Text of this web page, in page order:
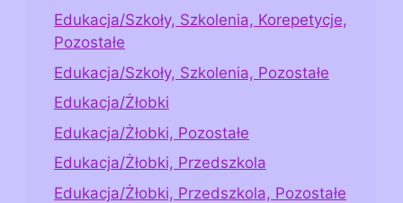
Edukacja/Szkoły, Szkolenia, Korepetycje,
Pozostałe
Edukacja/Szkoły, Szkolenia, Pozostałe
Edukacja/Żłobki
Edukacja/Żłobki, Pozostałe
Edukacja/Żłobki, Przedszkola
Edukacja/Żłobki, Przedszkola, Pozostałe